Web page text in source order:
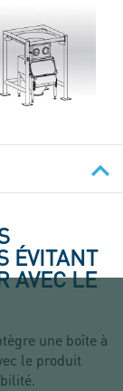
ÉVITANT
AVEC LE
une boîte à
le produit